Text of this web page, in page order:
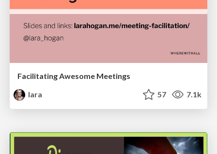
Facilitating Awesome Meetings
lara
57 7.1k